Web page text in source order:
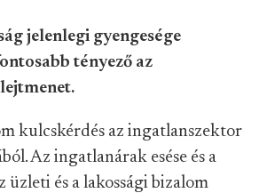
jelenlegi gyengesége
tényező az
kulcskérdés az ingatlanszektor
Az ingatlanárak esése és a
üzleti és a lakossági bizalom